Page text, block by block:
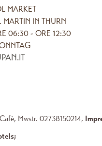
MARKET
MARTIN IN THURN
06:30 - ORE 12:30
Mwstr. 02738150214,
;